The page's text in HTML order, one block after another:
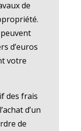
de
d’euros
votre
des frais
d’un
de